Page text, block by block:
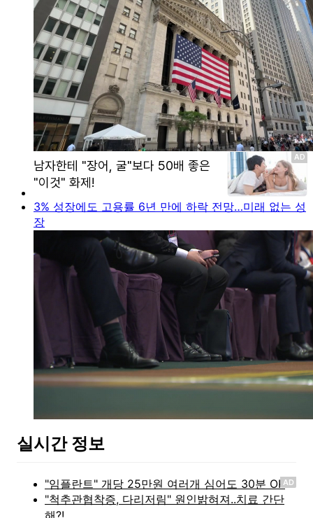
3% 성장에도 고용률 6년 만에 하락 전망…미래 없는 성
장
실시간 정보
AD